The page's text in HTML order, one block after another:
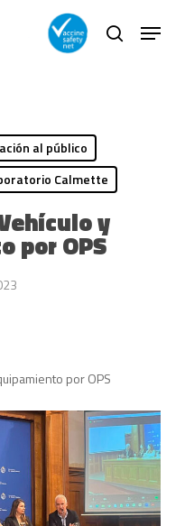
search
Menu
al público
Calmette
y
por OPS
por OPS